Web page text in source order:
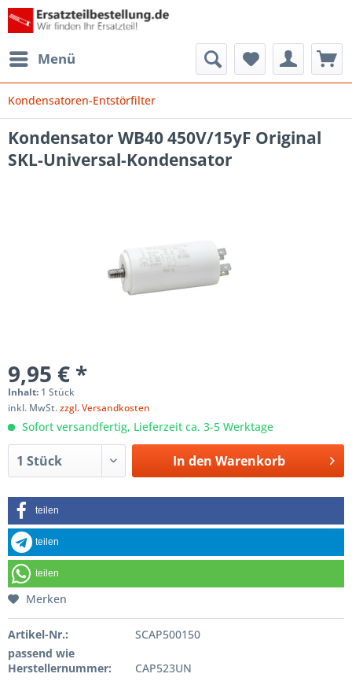
Menü
Kondensatoren-Entstörfilter
Kondensator WB40 450V/15yF Original
SKL-Universal-Kondensator
9,95 € *
Inhalt: 1 Stück
inkl. MwSt.zzgl. Versandkosten
Sofort versandfertig, Lieferzeit ca. 3-5 Werktage
In den Warenkorb
teilen
teilen
teilen
Merken
Artikel-Nr.:
SCAP500150
passend wie
Herstellernummer:
CAP523UN